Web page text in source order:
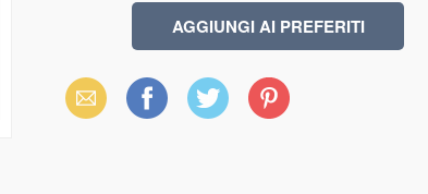
Email Facebook X Pinterest